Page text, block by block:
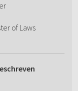
of Laws